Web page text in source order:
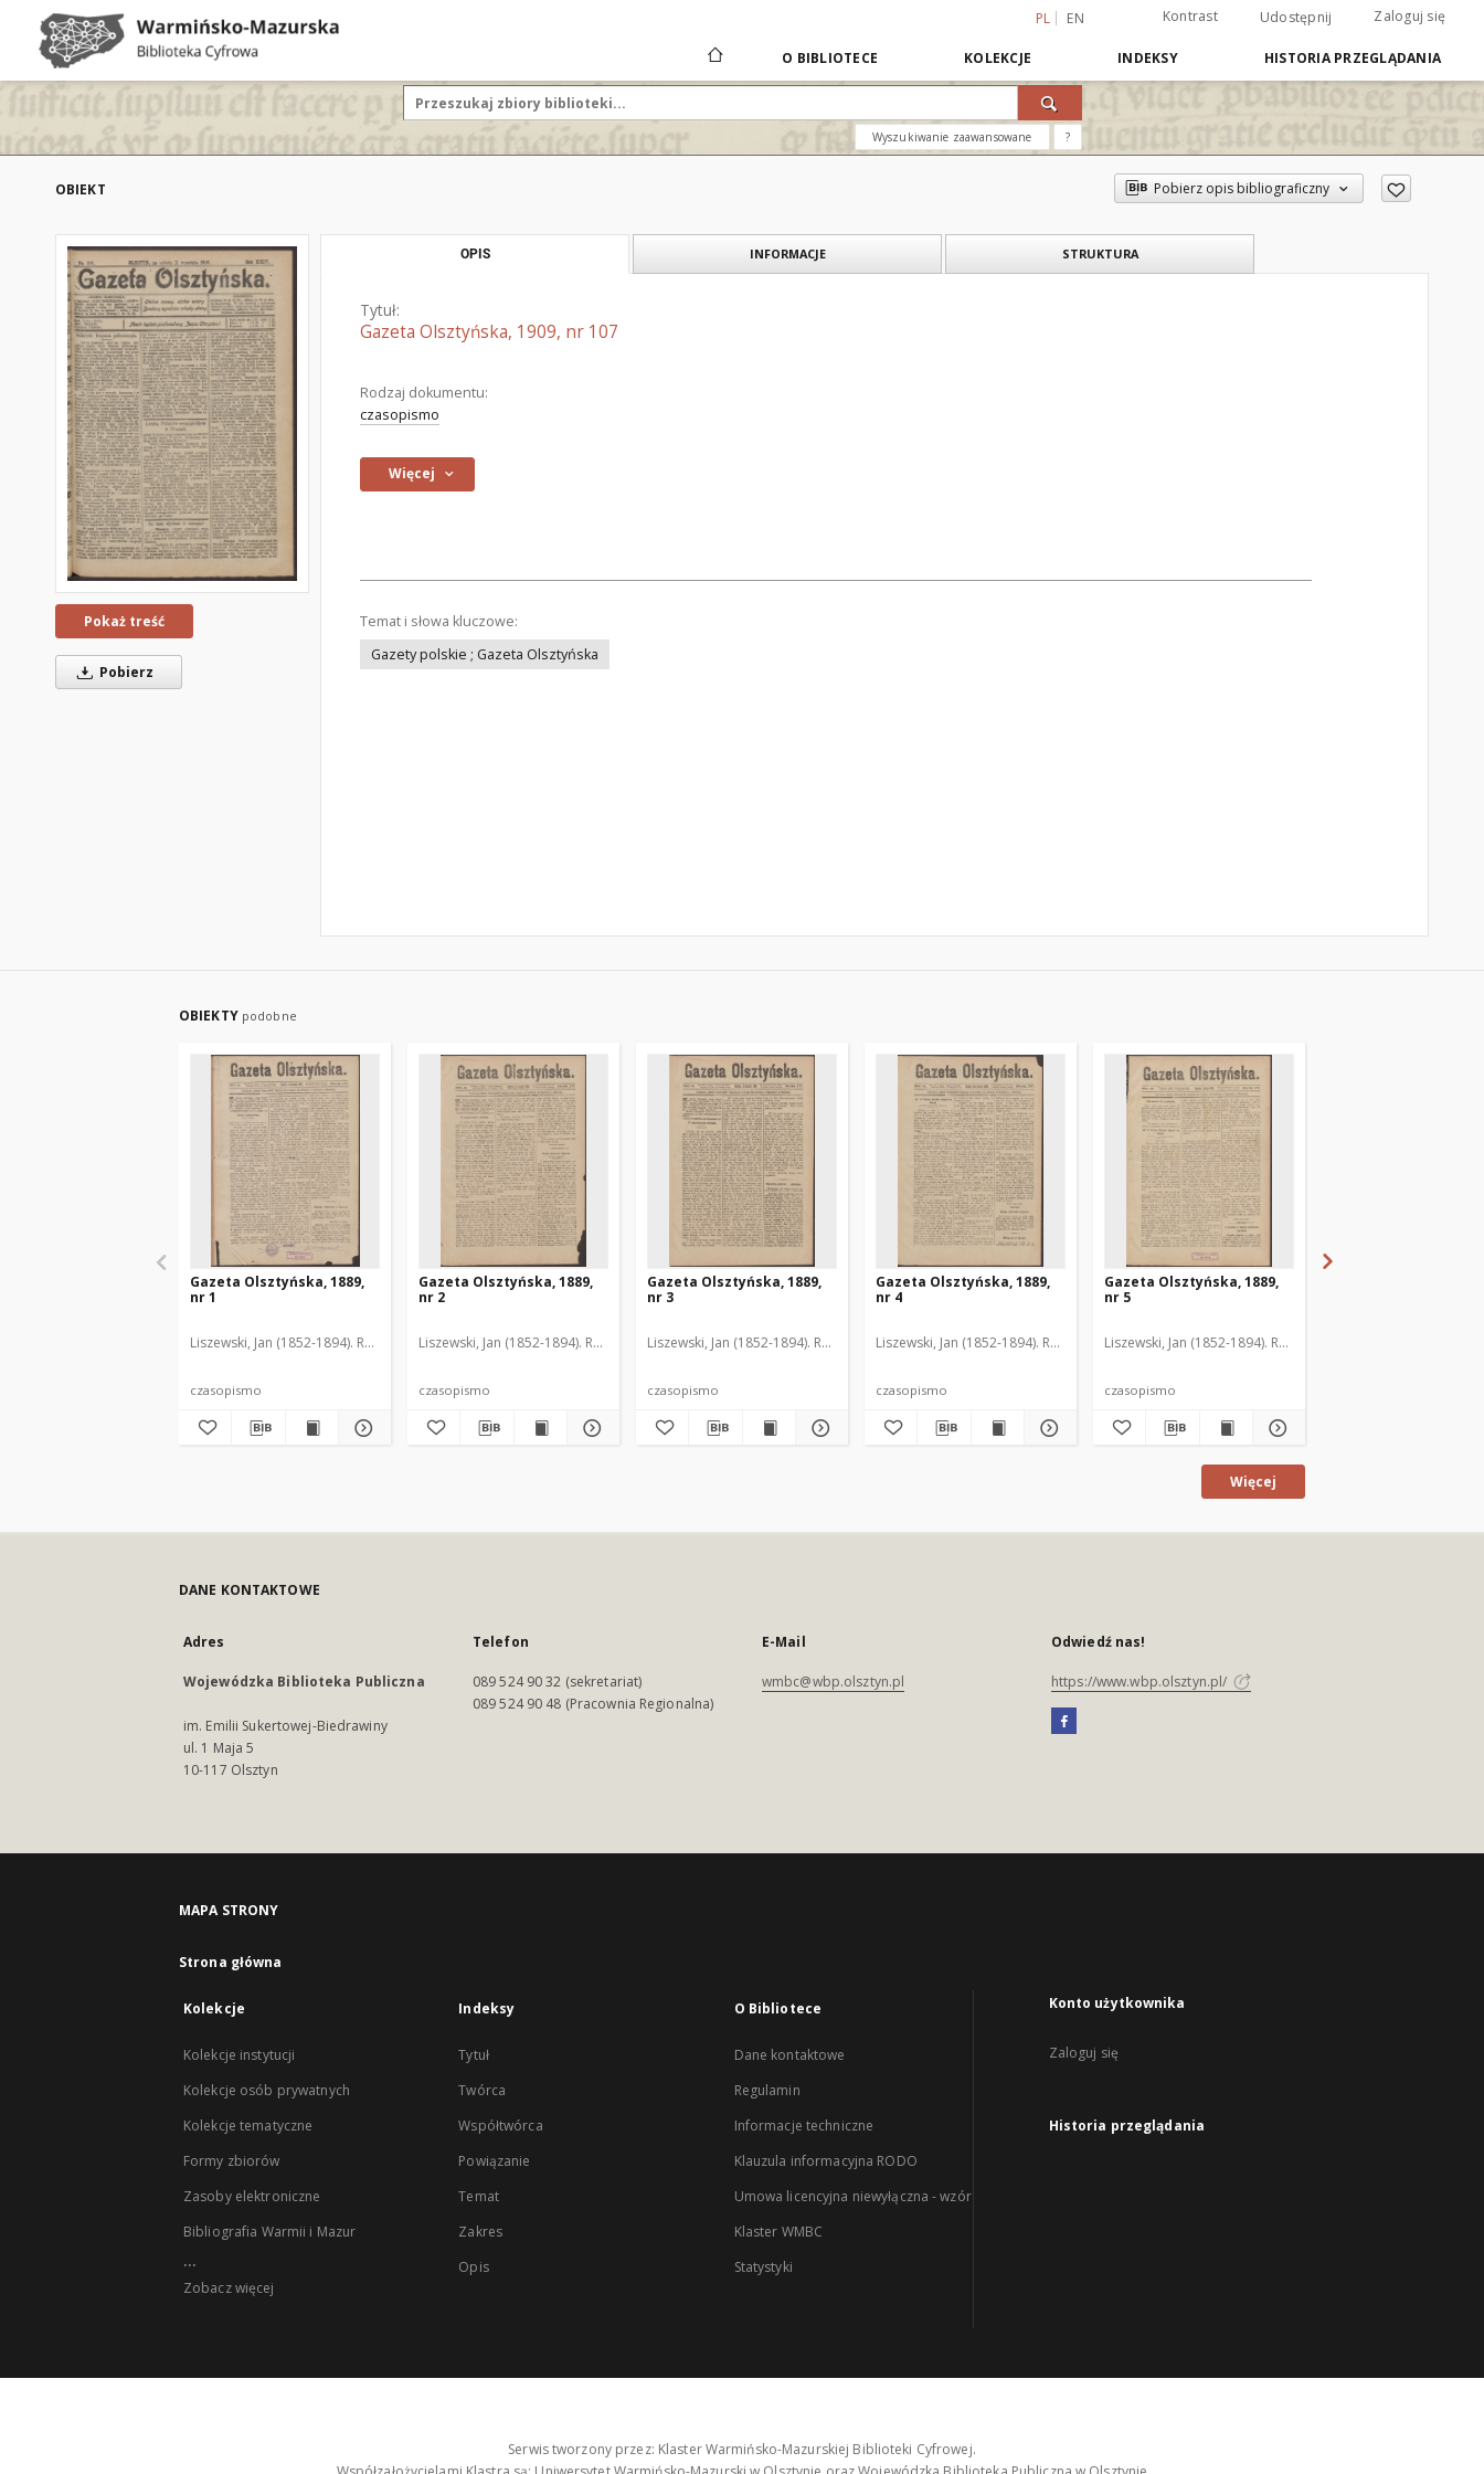
PL EN Kontrast Udostępnij Zaloguj się
O BIBLIOTECE KOLEKCJE INDEKSY HISTORIA PRZEGLĄDANIA
Wyszukiwanie zaawansowane ?
OBIEKT Pobierz opis bibliograficzny
Pokaż treść
Pobierz
OPIS INFORMACJE STRUKTURA
Tytuł:
Gazeta Olsztyńska, 1909, nr 107
Rodzaj dokumentu:
czasopismo
Więcej
Temat i słowa kluczowe:
Gazety polskie ; Gazeta Olsztyńska
OBIEKTY podobne
Gazeta Olsztyńska, 1889,
nr 1
Liszewski, Jan (1852-1894). Red.
czasopismo
Gazeta Olsztyńska, 1889,
nr 2
Liszewski, Jan (1852-1894). Red.
czasopismo
Gazeta Olsztyńska, 1889,
nr 3
Liszewski, Jan (1852-1894). Red.
czasopismo
Gazeta Olsztyńska, 1889,
nr 4
Liszewski, Jan (1852-1894). Red.
czasopismo
Gazeta Olsztyńska, 1889,
nr 5
Liszewski, Jan (1852-1894). Red.
czasopismo
Więcej
DANE KONTAKTOWE
Adres
Wojewódzka Biblioteka Publiczna
im. Emilii Sukertowej-Biedrawiny
ul. 1 Maja 5
10-117 Olsztyn
Telefon
089 524 90 32 (sekretariat)
089 524 90 48 (Pracownia Regionalna)
E-Mail
wmbc@wbp.olsztyn.pl
Odwiedź nas!
https://www.wbp.olsztyn.pl/
MAPA STRONY
Strona główna
Kolekcje
Kolekcje instytucji
Kolekcje osób prywatnych
Kolekcje tematyczne
Formy zbiorów
Zasoby elektroniczne
Bibliografia Warmii i Mazur
...
Zobacz więcej
Indeksy
Tytuł
Twórca
Współtwórca
Powiązanie
Temat
Zakres
Opis
O Bibliotece
Dane kontaktowe
Regulamin
Informacje techniczne
Klauzula informacyjna RODO
Umowa licencyjna niewyłączna - wzór
Klaster WMBC
Statystyki
Konto użytkownika
Zaloguj się
Historia przeglądania
Serwis tworzony przez: Klaster Warmińsko-Mazurskiej Biblioteki Cyfrowej.